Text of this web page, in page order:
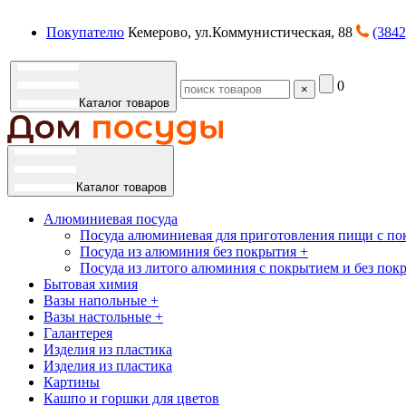
Покупателю Кемерово, ул.Коммунистическая, 88
Каталог товаров
× 0
Каталог товаров
Алюминиевая посуда
Посуда алюминиевая для приготовления пищи с
Посуда из алюминия без покрытия +
Посуда из литого алюминия с покрытием и без
Бытовая химия
Вазы напольные +
Вазы настольные +
Галантерея
Изделия из пластика
Изделия из пластика
Картины
Кашпо и горшки для цветов